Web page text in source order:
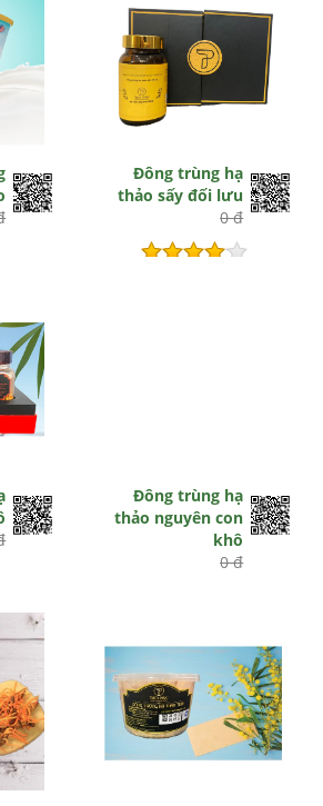
Đông trùng hạ
thảo sấy đối lưu
0 đ
Đông trùng hạ
thảo nguyên con
khô
0 đ